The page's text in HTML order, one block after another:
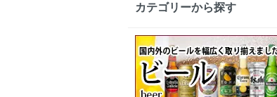
カテゴリーから探す